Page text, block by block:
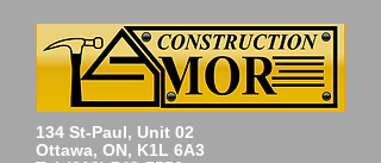
134 St-Paul, Unit 02
Ottawa, ON, K1L 6A3